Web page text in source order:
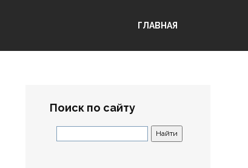
ГЛАВНАЯ
Поиск по сайту